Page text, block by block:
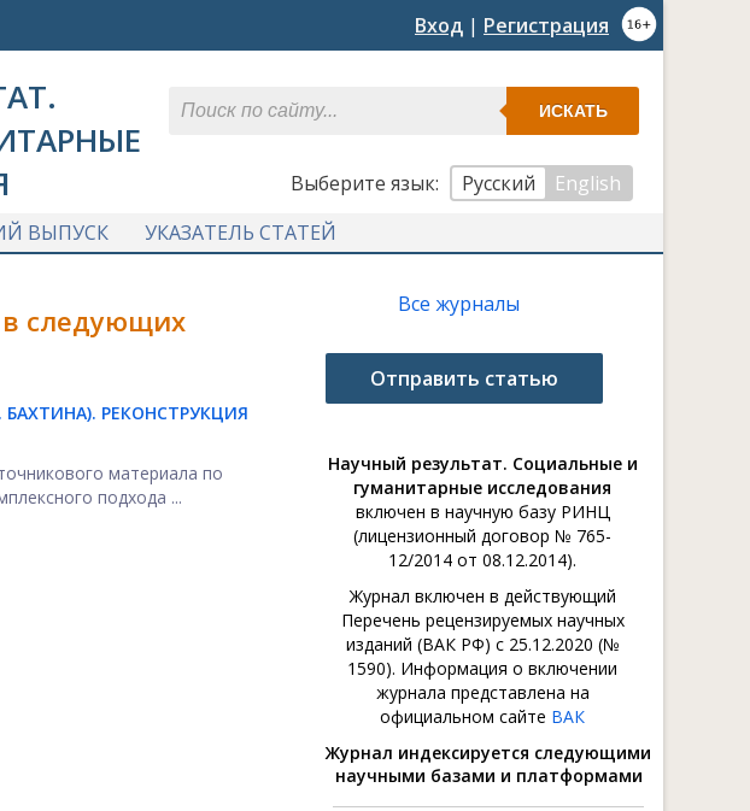
Вход | Регистрация
ИСКАТЬ
Выберите язык: Русский
English
ВЫПУСК УКАЗАТЕЛЬ СТАТЕЙ
следующих
РЕКОНСТРУКЦИЯ
материала по
подхода ...
Все журналы
Отправить статью
Научный результат. Социальные и
гуманитарные исследования
включен в научную базу РИНЦ
(лицензионный договор № 765-
12/2014 от 08.12.2014).
Журнал включен в действующий
Перечень рецензируемых научных
изданий (ВАК РФ) с 25.12.2020 (№
1590). Информация о включении
журнала представлена на
официальном сайте ВАК
Журнал индексируется следующими
научными базами и платформами